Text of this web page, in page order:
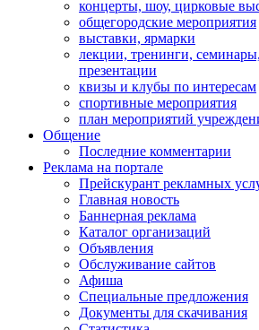
концерты, шоу, цирковые
общегородские мероприятия
выставки, ярмарки
лекции, тренинги,
презентации
квизы и клубы по интересам
спортивные мероприятия
план мероприятий
Общение
Последние комментарии
Реклама на портале
Прейскурант рекламных
Главная новость
Баннерная реклама
Каталог организаций
Объявления
Обслуживание сайтов
Афиша
Специальные предложения
Документы для скачивания